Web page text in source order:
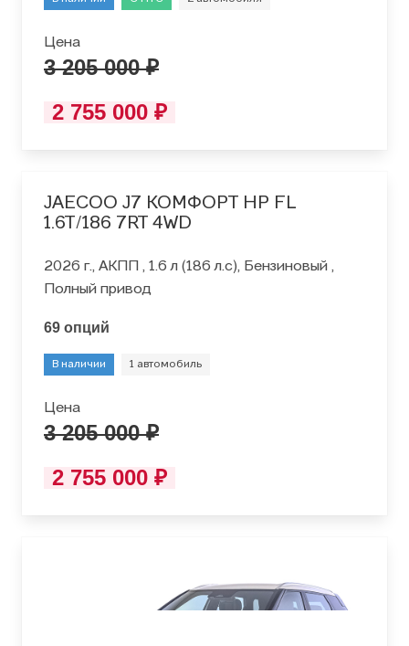
Цена
3 205 000 ₽
2 755 000 ₽
JAECOO J7 КОМФОРТ HP FL
1.6T/186 7RT 4WD
2026 г., АКПП , 1.6 л (186 л.с), Бензиновый ,
Полный привод
69 опций
В наличии 1 автомобиль
Цена
3 205 000 ₽
2 755 000 ₽